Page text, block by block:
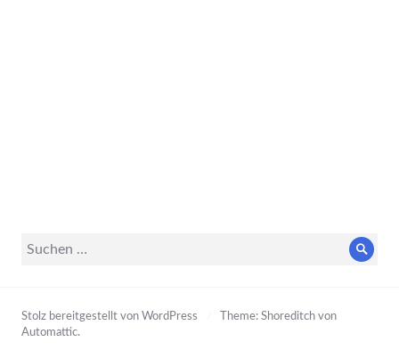
Suche
Stolz bereitgestellt von WordPress
Theme: Shoreditch von
Automattic.